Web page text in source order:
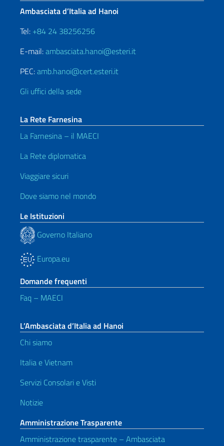
Ambasciata d’Italia ad Hanoi
Tel: +84 24 38256256
E-mail:ambasciata.hanoi@esteri.it
PEC:amb.hanoi@cert.esteri.it
Gli uffici della sede
La Rete Farnesina
La Farnesina – il MAECI
La Rete diplomatica
Viaggiare sicuri
Dove siamo nel mondo
Le Istituzioni
Governo Italiano
Europa.eu
Domande frequenti
Faq – MAECI
L’Ambasciata d’Italia ad Hanoi
Chi siamo
Italia e Vietnam
Servizi Consolari e Visti
Notizie
Amministrazione Trasparente
Amministrazione trasparente – Ambasciata